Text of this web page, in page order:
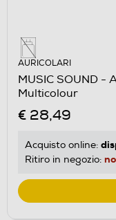
AURICOLARI
MUSIC SOUND -
Multicolour
€ 28,49
Acquisto online:
Ritiro in negozio: